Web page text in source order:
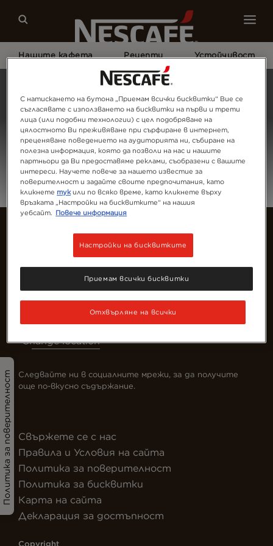
Нашите кафета Рецепти Устойчивост
Login
Политика за поверителност
Change location
Следвайте ни в социалните мрежи, за да получите
още по-вкусно съдържание.
Свържете се с нас
Правила и Условия на сайта
Политика за поверителност
Политика за бисквитки
Карта на сайта
Декларация за достъпност
С натискането на бутона „Приемам всички бисквитки“ Вие се
съгласявате с използването на бисквитки на първи и трети
лица (или подобни технологии) с цел подобряване на
цялостното Ви преживяване при сърфиране в интернет,
преценяване поведението на аудиторията ни, събиране на
полезна информация, която да позволи на нас и нашите
партньори да Ви предоставяме реклами, съобразени с вашите
интереси. Научете повече за нашето известие за
поверителност и задайте своите предпочитания, като
кликнете тукили по всяко време, като кликнете върху
връзката „Настройки на бисквитките“ на нашия
уебсайт. Повече информация
Настройки на бисквитките
Отхвърляне на всички
Приемам всички бисквитки